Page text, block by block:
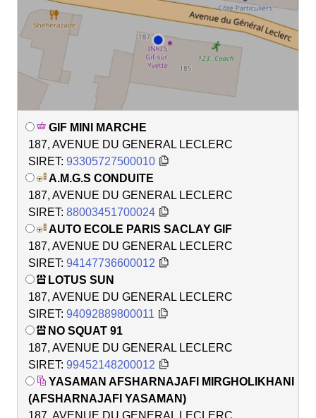
GIF MINI MARCHE
187, AVENUE DU GENERAL LECLERC
SIRET: 93305727500010
A.M.G.S CONDUITE
187, AVENUE DU GENERAL LECLERC
SIRET: 88003451700024
AUTO ECOLE PARIS SACLAY GIF
187, AVENUE DU GENERAL LECLERC
SIRET: 94147736600012
LOTUS SUN
187, AVENUE DU GENERAL LECLERC
SIRET: 94092889800011
NO SQUAT 91
187, AVENUE DU GENERAL LECLERC
SIRET: 99452148200012
YASAMAN AFSHARNAJAFI MIRGHOLIKHANI
(AFSHARNAJAFI YASAMAN)
187, AVENUE DU GENERAL LECLERC